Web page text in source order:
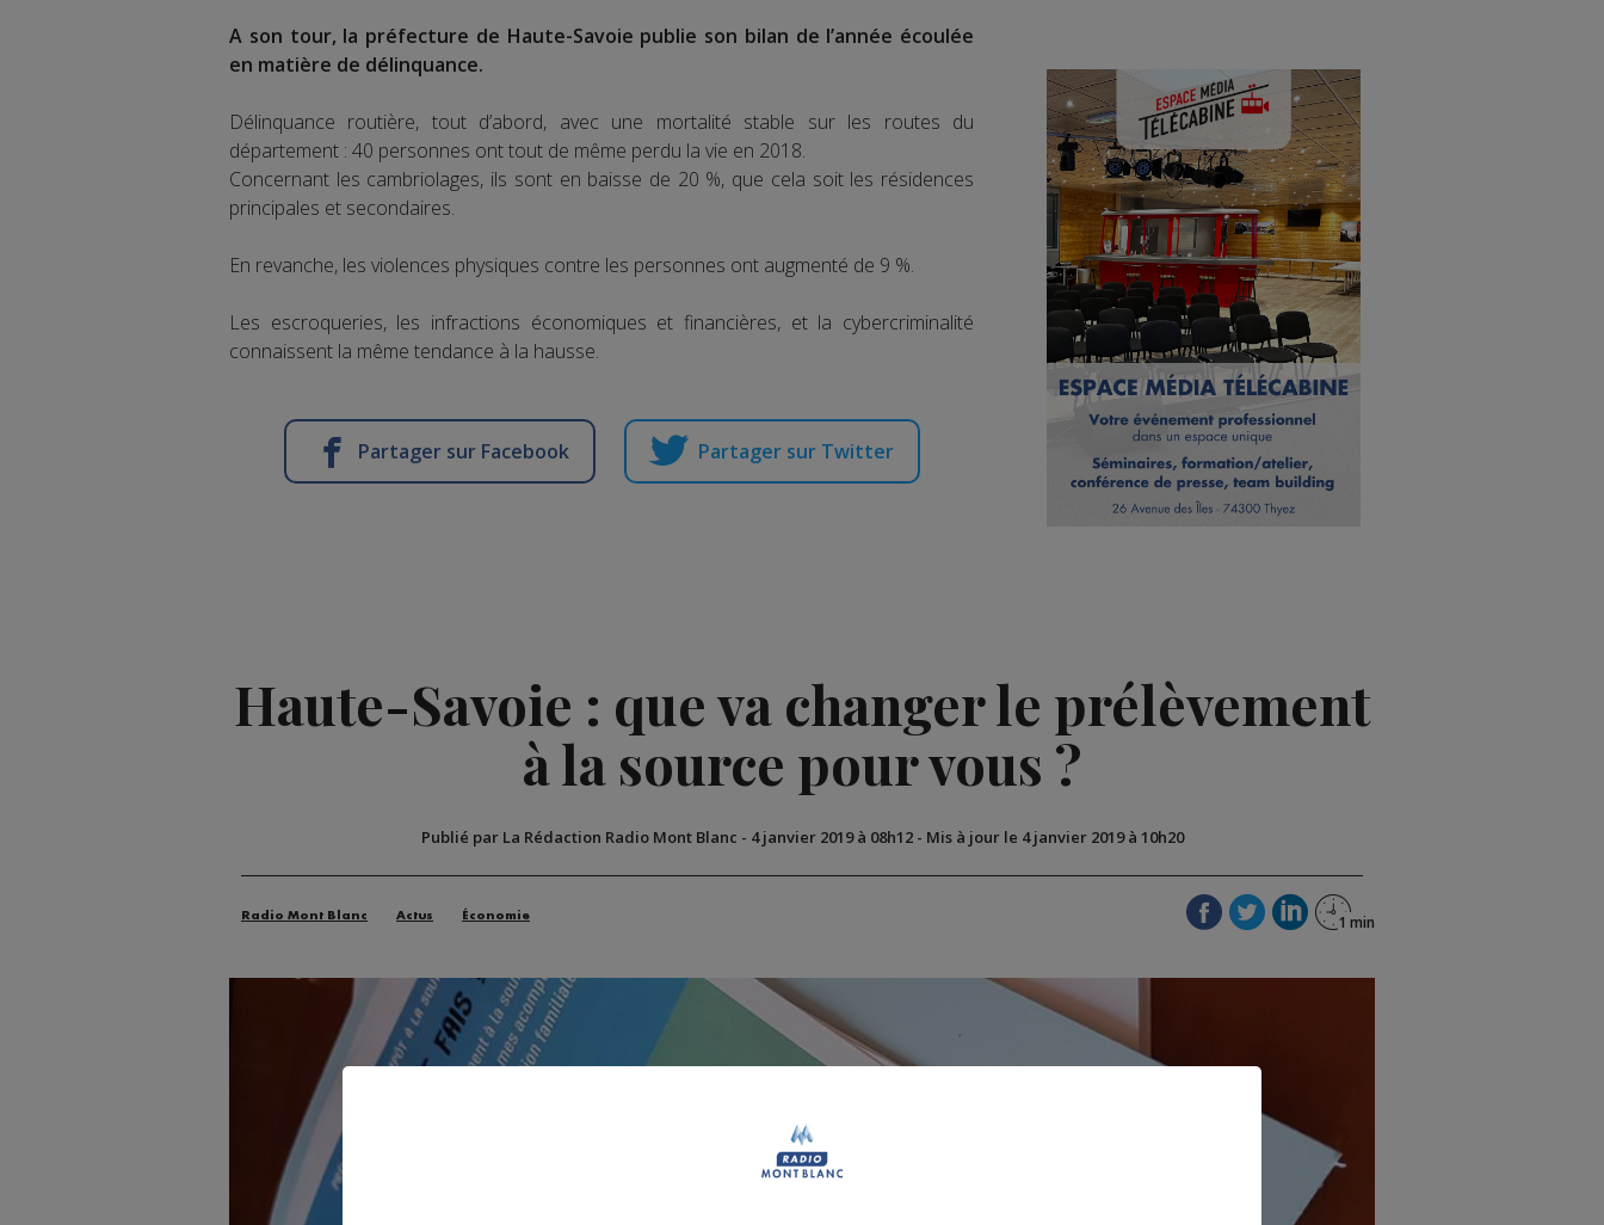
A son tour, la préfecture de Haute-Savoie publie son bilan de l’année écoulée
en matière de délinquance.
Délinquance routière, tout d’abord, avec une mortalité stable sur les routes du
département : 40 personnes ont tout de même perdu la vie en 2018.
Concernant les cambriolages, ils sont en baisse de 20 %, que cela soit les résidences
principales et secondaires.
En revanche, les violences physiques contre les personnes ont augmenté de 9 %.
Les escroqueries, les infractions économiques et financières, et la cybercriminalité
connaissent la même tendance à la hausse.
Partager sur Facebook Partager sur Twitter
Haute-Savoie : que va changer le prélèvement
à la source pour vous ?
Publié par La Rédaction Radio Mont Blanc - 4 janvier 2019 à 08h12- Mis à jour le 4 janvier 2019 à 10h20
Radio Mont Blanc Actus Économie